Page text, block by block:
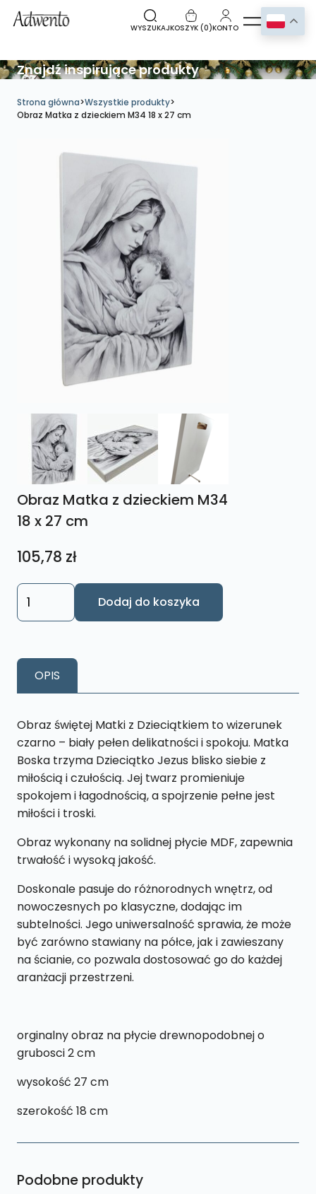
WYSZUKAJKOSZYK (0)KONTO
Znajdź inspirujące produkty
Strona główna>Wszystkie produkty>
Obraz Matka z dzieckiem M34 18 x 27 cm
Obraz Matka z dzieckiem M34
18 x 27 cm
105,78 zł
ilość
Obraz
dzieckiem
M34
x
27
cm
Dodaj do koszyka
OPIS
Obraz świętej Matki z Dzieciątkiem to wizerunek
czarno – biały pełen delikatności i spokoju. Matka
Boska trzyma Dzieciątko Jezus blisko siebie z
miłością i czułością. Jej twarz promieniuje
spokojem i łagodnością, a spojrzenie pełne jest
miłości i troski.
Obraz wykonany na solidnej płycie MDF, zapewnia
trwałość i wysoką jakość.
Doskonale pasuje do różnorodnych wnętrz, od
nowoczesnych po klasyczne, dodając im
subtelności. Jego uniwersalność sprawia, że może
być zarówno stawiany na półce, jak i zawieszany
na ścianie, co pozwala dostosować go do każdej
aranżacji przestrzeni.
orginalny obraz na płycie drewnopodobnej o
grubosci 2 cm
wysokość 27 cm
szerokość 18 cm
Podobne produkty